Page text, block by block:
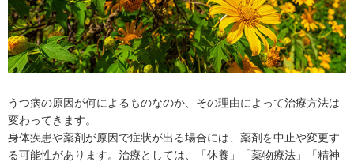
うつ病の原因が何によるものなのか、その理由によって治療方法は
変わってきます。
身体疾患や薬剤が原因で症状が出る場合には、薬剤を中止や変更す
る可能性があります。治療としては、「休養」「薬物療法」「精神